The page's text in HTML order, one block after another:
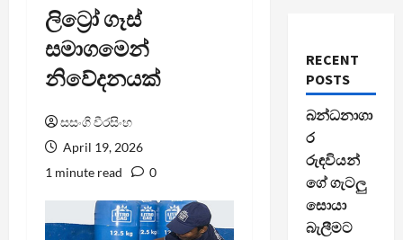
ලිට්‍රෝ ගෑස්
සමාගමෙන්
නිවේදනයක්
සසංගි වීරසිංහ
April 19, 2026
1 minute read
0
RECENT
POSTS
බන්ධනාගා
ර
රුඳවියන්
ගේ ගැටලු
සොයා
බැලීමට